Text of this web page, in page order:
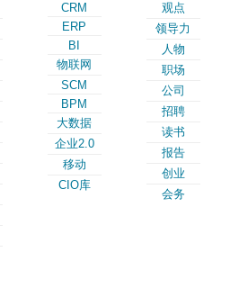
CRM
ERP
BI
物联网
SCM
BPM
大数据
企业2.0
移动
CIO库
观点
领导力
人物
职场
公司
招聘
读书
报告
创业
会务